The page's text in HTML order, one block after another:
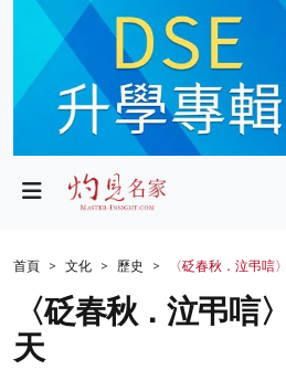
政局
財經
生活
健康
首頁 文化 歷史 〈砭春秋．泣弔唁
〈砭春秋．泣弔唁
天